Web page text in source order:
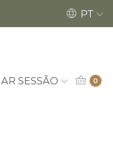
SESSÃO 0
18/12 poderão ser
PT